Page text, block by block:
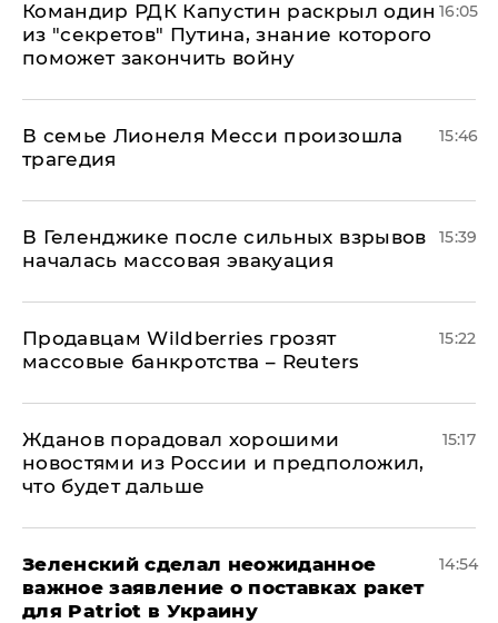
Командир РДК Капустин раскрыл один
из "секретов" Путина, знание которого
поможет закончить войну
16:05
В семье Лионеля Месси произошла
трагедия
15:46
В Геленджике после сильных взрывов
началась массовая эвакуация
15:39
Продавцам Wildberries грозят
массовые банкротства – Reuters
15:22
Жданов порадовал хорошими
новостями из России и предположил,
что будет дальше
15:17
Зеленский сделал неожиданное
важное заявление о поставках ракет
для Patriot в Украину
14:54